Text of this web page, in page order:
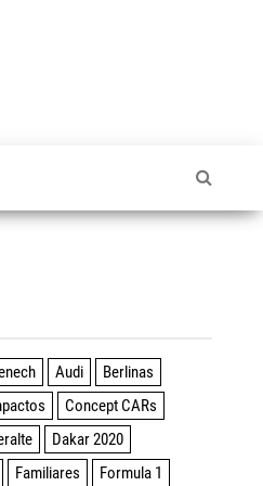
Audi
Berlinas
Concept CARs
Dakar 2020
Familiares
Formula 1